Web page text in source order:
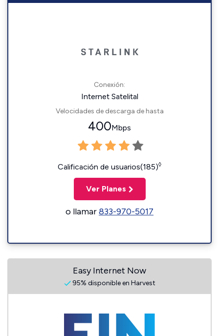
Conexión:
Internet Satelital
Velocidades de descarga de hasta
400Mbps
Calificación de usuarios(185)◊
Ver Planes
o llamar833-970-5017
Easy Internet Now
95% disponible en Harvest